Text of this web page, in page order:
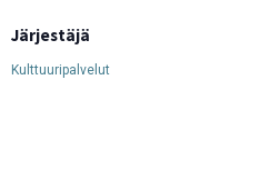
Järjestäjä
Kulttuuripalvelut